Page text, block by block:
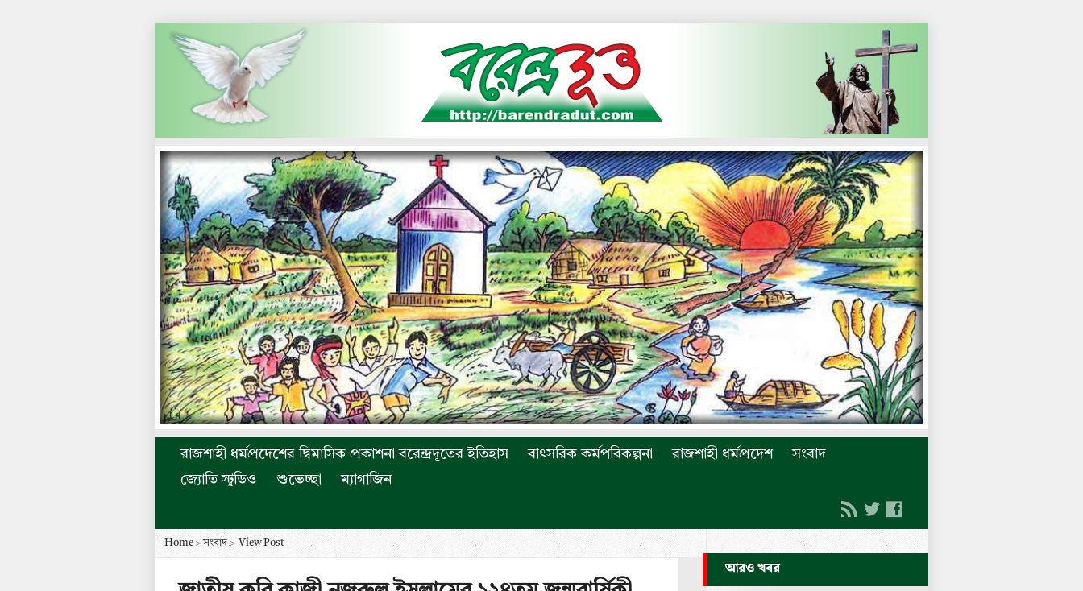
রাজশাহী ধর্মপ্রদেশের দ্বিমাসিক প্রকাশনা বরেন্দ্রদূতের ইতিহাস বাৎসরিক কর্মপরিকল্পনা রাজশাহী ধর্মপ্রদেশ
সংবাদ
জ্যোতি স্টুডিও
শুভেচ্ছা ম্যাগাজিন
Home >সংবাদ> View Post
আরও খবর